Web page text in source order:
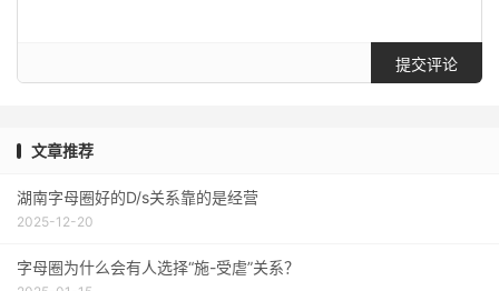
提交评论
文章推荐
湖南字母圈好的D/s关系靠的是经营
2025-12-20
字母圈为什么会有人选择“施-受虐”关系？